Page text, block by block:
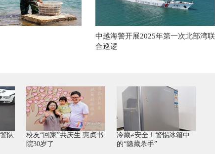
中越海警开展2025年第一次北部湾联
合巡逻
队
校友“回家”共庆生 惠贞书
院30岁了
冷藏≠安全！警惕冰箱中
的“隐藏杀手”